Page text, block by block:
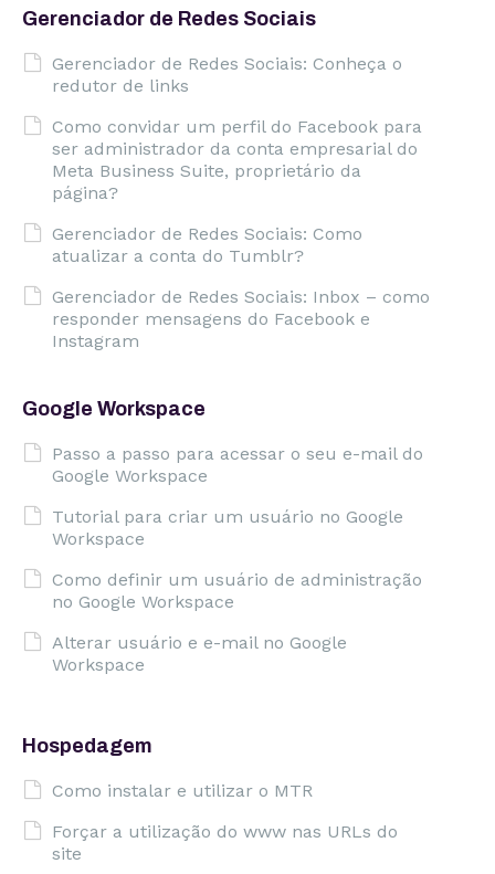
Gerenciador de Redes Sociais
Gerenciador de Redes Sociais: Conheça o
redutor de links
Como convidar um perfil do Facebook para
ser administrador da conta empresarial do
Meta Business Suite, proprietário da
página?
Gerenciador de Redes Sociais: Como
atualizar a conta do Tumblr?
Gerenciador de Redes Sociais: Inbox – como
responder mensagens do Facebook e
Instagram
Google Workspace
Passo a passo para acessar o seu e-mail do
Google Workspace
Tutorial para criar um usuário no Google
Workspace
Como definir um usuário de administração
no Google Workspace
Alterar usuário e e-mail no Google
Workspace
Hospedagem
Como instalar e utilizar o MTR
Forçar a utilização do www nas URLs do
site